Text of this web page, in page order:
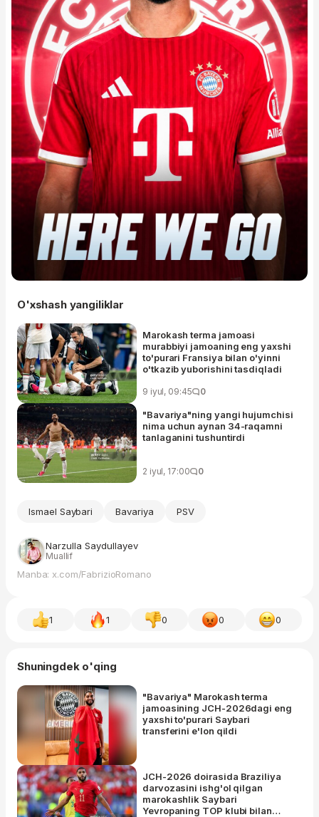
O'xshash yangiliklar
Marokash terma jamoasi
murabbiyi jamoaning eng yaxshi
to'purari Fransiya bilan o'yinni
o'tkazib yuborishini tasdiqladi
9 iyul, 09:45 0
"Bavariya"ning yangi hujumchisi
nima uchun aynan 34-raqamni
tanlaganini tushuntirdi
2 iyul, 17:00 0
Ismael Saybari Bavariya PSV
Narzulla Saydullayev
Muallif
Manba: x.com/FabrizioRomano
1 1 0 0 0
Shuningdek o'qing
"Bavariya" Marokash terma
jamoasining JCH-2026dagi eng
yaxshi to'purari Saybari
transferini e'lon qildi
JCH-2026 doirasida Braziliya
darvozasini ishg'ol qilgan
marokashlik Saybari
Yevropaning TOP klubi bilan